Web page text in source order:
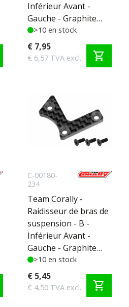
Inférieur Avant -
Gauche - Graphite
3mm - 1 pc
>10 en stock
€ 7,95
€ 6,57 TVA excl. shopping_cart
C-00180-
234
Team Corally -
Raidisseur de bras de
suspension - B -
Inférieur Avant -
Gauche - Graphite
3mm - 1 pc
>10 en stock
€ 5,45
€ 4,50 TVA excl. shopping_cart